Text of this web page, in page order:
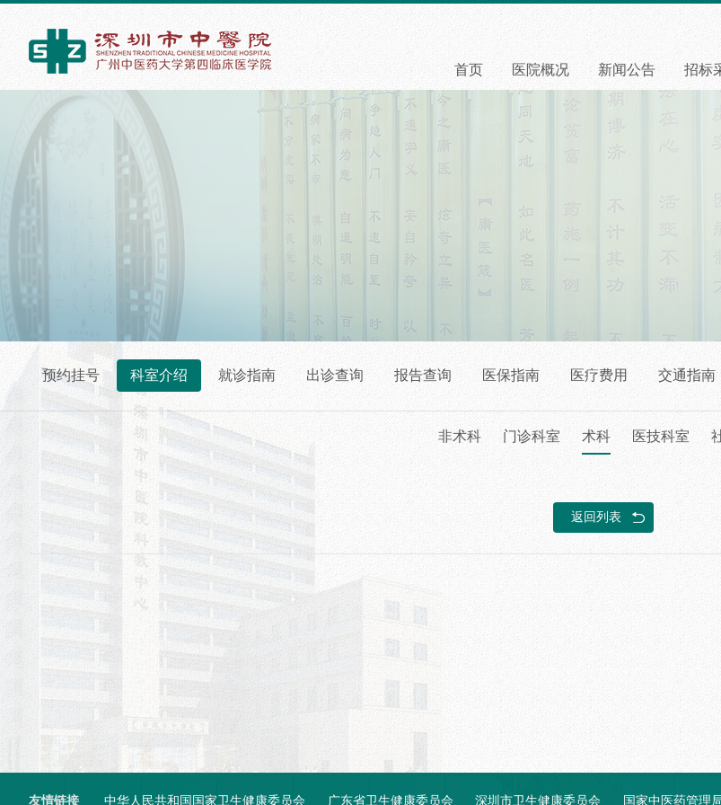
首页 医院概况 新闻公告 招标
预约挂号 科室介绍 就诊指南 出诊查询 报告查询 医保指南 医疗费用 交通指南
非术科 门诊科室 术科 医技科室
返回列表
友情链接 中华人民共和国国家卫生健康委员会 广东省卫生健康委员会 深圳市卫生健康委员会 国家中医药管理